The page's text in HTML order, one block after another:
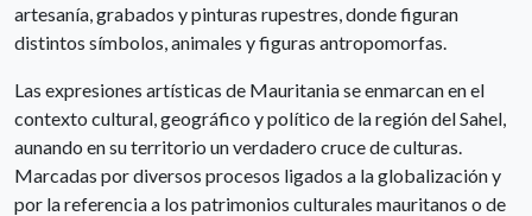
artesanía, grabados y pinturas rupestres, donde figuran
distintos símbolos, animales y figuras antropomorfas.
Las expresiones artísticas de Mauritania se enmarcan en el
contexto cultural, geográfico y político de la región del Sahel,
aunando en su territorio un verdadero cruce de culturas.
Marcadas por diversos procesos ligados a la globalización y
por la referencia a los patrimonios culturales mauritanos o de